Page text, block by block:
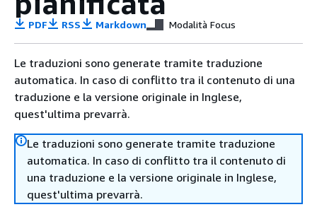
PDF RSS Markdown Modalità Focus
Le traduzioni sono generate tramite traduzione
automatica. In caso di conflitto tra il contenuto di una
traduzione e la versione originale in Inglese,
quest'ultima prevarrà.
Le traduzioni sono generate tramite traduzione
automatica. In caso di conflitto tra il contenuto di
una traduzione e la versione originale in Inglese,
quest'ultima prevarrà.